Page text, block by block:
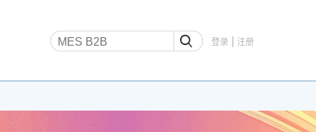
登录 注册